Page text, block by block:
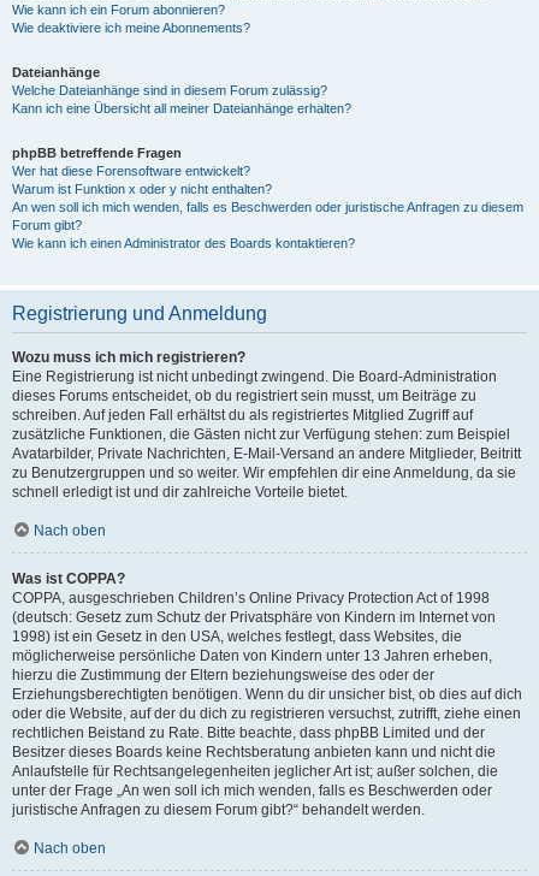
Wie kann ich ein Forum abonnieren?
Wie deaktiviere ich meine Abonnements?
Dateianhänge
Welche Dateianhänge sind in diesem Forum zulässig?
Kann ich eine Übersicht all meiner Dateianhänge erhalten?
phpBB betreffende Fragen
Wer hat diese Forensoftware entwickelt?
Warum ist Funktion x oder y nicht enthalten?
An wen soll ich mich wenden, falls es Beschwerden oder juristische Anfragen zu diesem
Forum gibt?
Wie kann ich einen Administrator des Boards kontaktieren?
Registrierung und Anmeldung
Wozu muss ich mich registrieren?
Eine Registrierung ist nicht unbedingt zwingend. Die Board-Administration
dieses Forums entscheidet, ob du registriert sein musst, um Beiträge zu
schreiben. Auf jeden Fall erhältst du als registriertes Mitglied Zugriff auf
zusätzliche Funktionen, die Gästen nicht zur Verfügung stehen: zum Beispiel
Avatarbilder, Private Nachrichten, E-Mail-Versand an andere Mitglieder, Beitritt
zu Benutzergruppen und so weiter. Wir empfehlen dir eine Anmeldung, da sie
schnell erledigt ist und dir zahlreiche Vorteile bietet.
Nach oben
Was ist COPPA?
COPPA, ausgeschrieben Children’s Online Privacy Protection Act of 1998
(deutsch: Gesetz zum Schutz der Privatsphäre von Kindern im Internet von
1998) ist ein Gesetz in den USA, welches festlegt, dass Websites, die
möglicherweise persönliche Daten von Kindern unter 13 Jahren erheben,
hierzu die Zustimmung der Eltern beziehungsweise des oder der
Erziehungsberechtigten benötigen. Wenn du dir unsicher bist, ob dies auf dich
oder die Website, auf der du dich zu registrieren versuchst, zutrifft, ziehe einen
rechtlichen Beistand zu Rate. Bitte beachte, dass phpBB Limited und der
Besitzer dieses Boards keine Rechtsberatung anbieten kann und nicht die
Anlaufstelle für Rechtsangelegenheiten jeglicher Art ist; außer solchen, die
unter der Frage „An wen soll ich mich wenden, falls es Beschwerden oder
juristische Anfragen zu diesem Forum gibt?“ behandelt werden.
Nach oben